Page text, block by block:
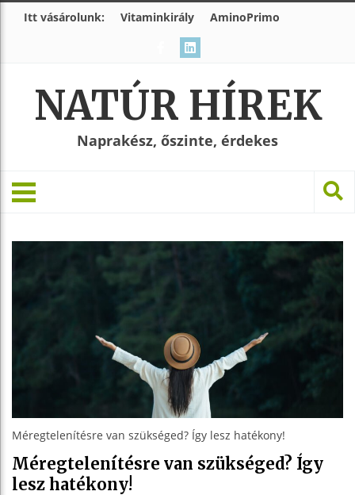
Itt vásárolunk: Vitaminkirály AminoPrimo
NATÚR HÍREK
Naprakész, őszinte, érdekes
Méregtelenítésre van szükséged? Így lesz hatékony!
Méregtelenítésre van szükséged? Így
lesz hatékony!